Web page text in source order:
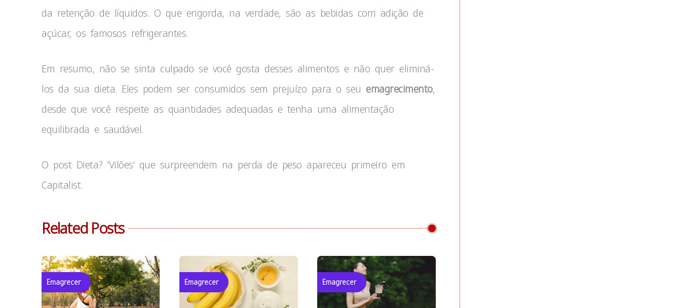
da retenção de líquidos. O que engorda, na verdade, são as bebidas com adição de
açúcar, os famosos refrigerantes.
Em resumo, não se sinta culpado se você gosta desses alimentos e não quer eliminá-
los da sua dieta. Eles podem ser consumidos sem prejuízo para o seu emagrecimento,
desde que você respeite as quantidades adequadas e tenha uma alimentação
equilibrada e saudável.
O post Dieta? ‘Vilões’ que surpreendem na perda de peso apareceu primeiro em
Capitalist.
Related Posts
Emagrecer Emagrecer Emagrecer